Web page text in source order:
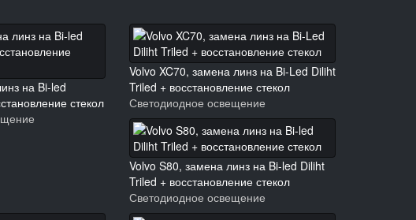
на Bi-led
стекол
Volvo XC70, замена линз на Bi-Led Diliht
Triled + восстановление стекол
Светодиодное освещение
Volvo S80, замена линз на Bi-led Diliht
Triled + восстановление стекол
Светодиодное освещение